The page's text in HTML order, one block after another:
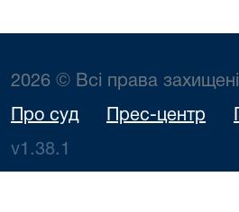
2026 © Всі права захищені
Про суд Прес-центр
v1.38.1